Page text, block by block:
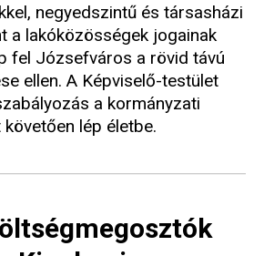
negyedszintű és társasházi
a lakóközösségek jogainak
fel Józsefváros a rövid távú
ellen. A Képviselő-testület
a kormányzati
lép életbe.